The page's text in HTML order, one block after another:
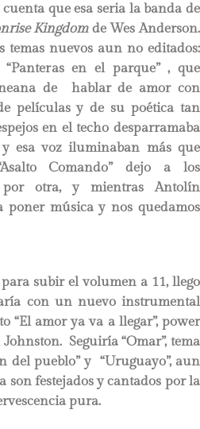
que esa seria la banda de
Kingdomde Wes Anderson.
temas nuevos aun no editados:
en el parque” , que
de hablar de amor con
películas y de su poética tan
en el techo desparramaba
esa voz iluminaban más que
Comando” dejo a los
por otra, y mientras Antolín
poner música y nos quedamos
subir el volumen a 11, llego
con un nuevo instrumental
“El amor ya va a llegar”, power
Seguiría “Omar”, tema
del pueblo” y “Uruguayo”, aun
son festejados y cantados por la
pura.